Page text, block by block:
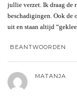
jullie verzet. Ik draag de
beschadigingen. Ook de
uit en staan altijd
BEANTWOORDEN
MATANJA